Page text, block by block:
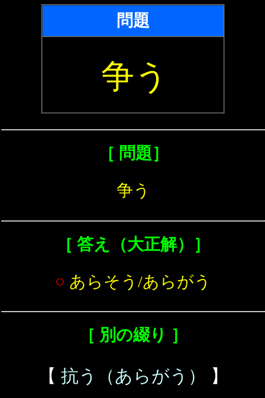
問題
争う
［ 問題］
争う
［ 答え（大正解）］
○ あらそう/あらがう
［ 別の綴り ］
【 抗う（あらがう）
】